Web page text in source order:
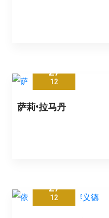
27
12
萨莉•拉马丹
27
12